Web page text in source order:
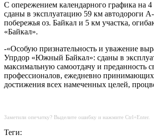
С опережением календарного графика на
сданы в эксплуатацию 59 км автодороги
побережья оз. Байкал и 5 км участка,
«Байкал».
-«Особую признательность и уважение
Упрдор «Южный Байкал»: сданы в
максимальную самоотдачу и преданность
профессионалов, ежедневно принимающих
достижения всех намеченных целей,
Заметили опечатку? Выделите ошибку и нажмите Ctrl+Enter.
Теги: